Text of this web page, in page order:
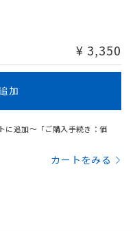
があります。
¥ 3,350
加
に追加～「ご購入手続き：価
カートをみる